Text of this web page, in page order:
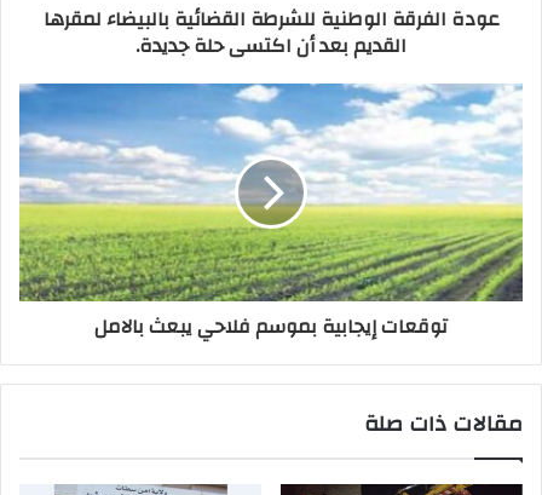
عودة الفرقة الوطنية للشرطة القضائية بالبيضاء لمقرها
القديم بعد أن اكتسى حلة جديدة.
توقعات إيجابية بموسم فلاحي يبعث بالامل
مقالات ذات صلة